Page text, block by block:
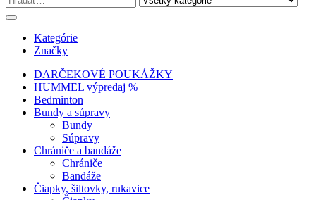
Kategórie
Značky
DARČEKOVÉ POUKÁŽKY
HUMMEL výpredaj %
Bedminton
Bundy a súpravy
Bundy
Súpravy
Chrániče a bandáže
Chrániče
Bandáže
Čiapky, šiltovky, rukavice